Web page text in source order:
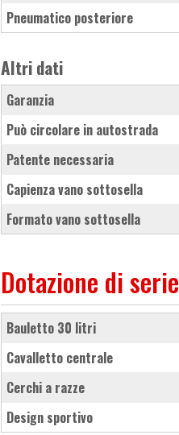
Pneumatico posteriore
Altri dati
Garanzia
Può circolare in autostrada
Patente necessaria
Capienza vano sottosella
Formato vano sottosella
Dotazione di serie
bauletto 30 litri
cavalletto centrale
cerchi a razze
design sportivo